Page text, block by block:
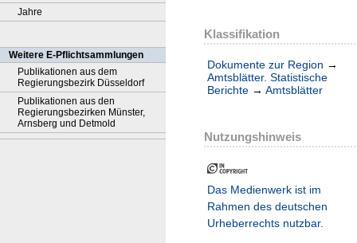
Jahre
Weitere E-Pflichtsammlungen
Publikationen aus dem
Regierungsbezirk Düsseldorf
Publikationen aus den
Regierungsbezirken Münster,
Arnsberg und Detmold
Klassifikation
Dokumente zur Region →
Amtsblätter. Statistische
Berichte → Amtsblätter
Nutzungshinweis
Das Medienwerk ist im
Rahmen des deutschen
Urheberrechts nutzbar.